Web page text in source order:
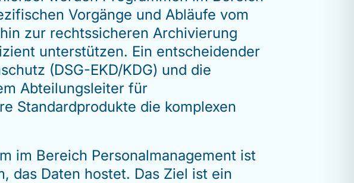
Vorgänge und Abläufe vom
zur rechtssicheren Archivierung
unterstützen. Ein entscheidender
(DSG-EKD/KDG) und die
Abteilungsleiter für
Standardprodukte die komplexen
im Bereich Personalmanagement ist
das Daten hostet. Das Ziel ist ein